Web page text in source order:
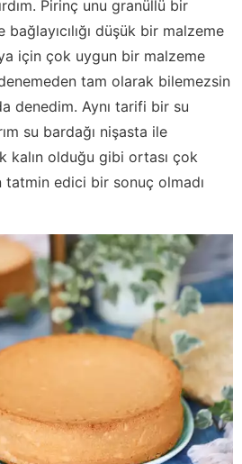
Pirinç unu granüllü bir
düşük bir malzeme
için çok uygun bir malzeme
tam olarak bilemezsin
denedim. Aynı tarifi bir su
su bardağı nişasta ile
kalın olduğu gibi ortası çok
edici bir sonuç olmadı